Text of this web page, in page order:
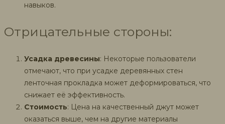
навыков.
Отрицательные стороны:
Усадка древесины: Некоторые пользователи
отмечают, что при усадке деревянных стен
ленточная прокладка может деформироваться, что
снижает её эффективность.
Стоимость: Цена на качественный джут может
оказаться выше, чем на другие материалы